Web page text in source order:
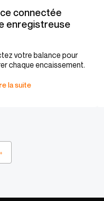
connectée
enregistreuse
votre balance pour
chaque encaissement.
la suite
»